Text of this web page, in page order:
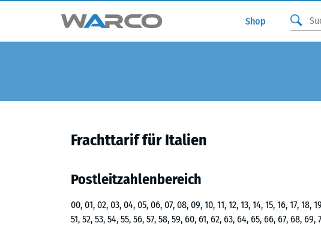
Shop
Frachttarif für Italien
Postleitzahlenbereich
00, 01, 02, 03, 04, 05, 06, 07, 08, 09, 10, 11, 12, 13, 14, 15, 16, 17,
51, 52, 53, 54, 55, 56, 57, 58, 59, 60, 61, 62, 63, 64, 65, 66, 67, 68,